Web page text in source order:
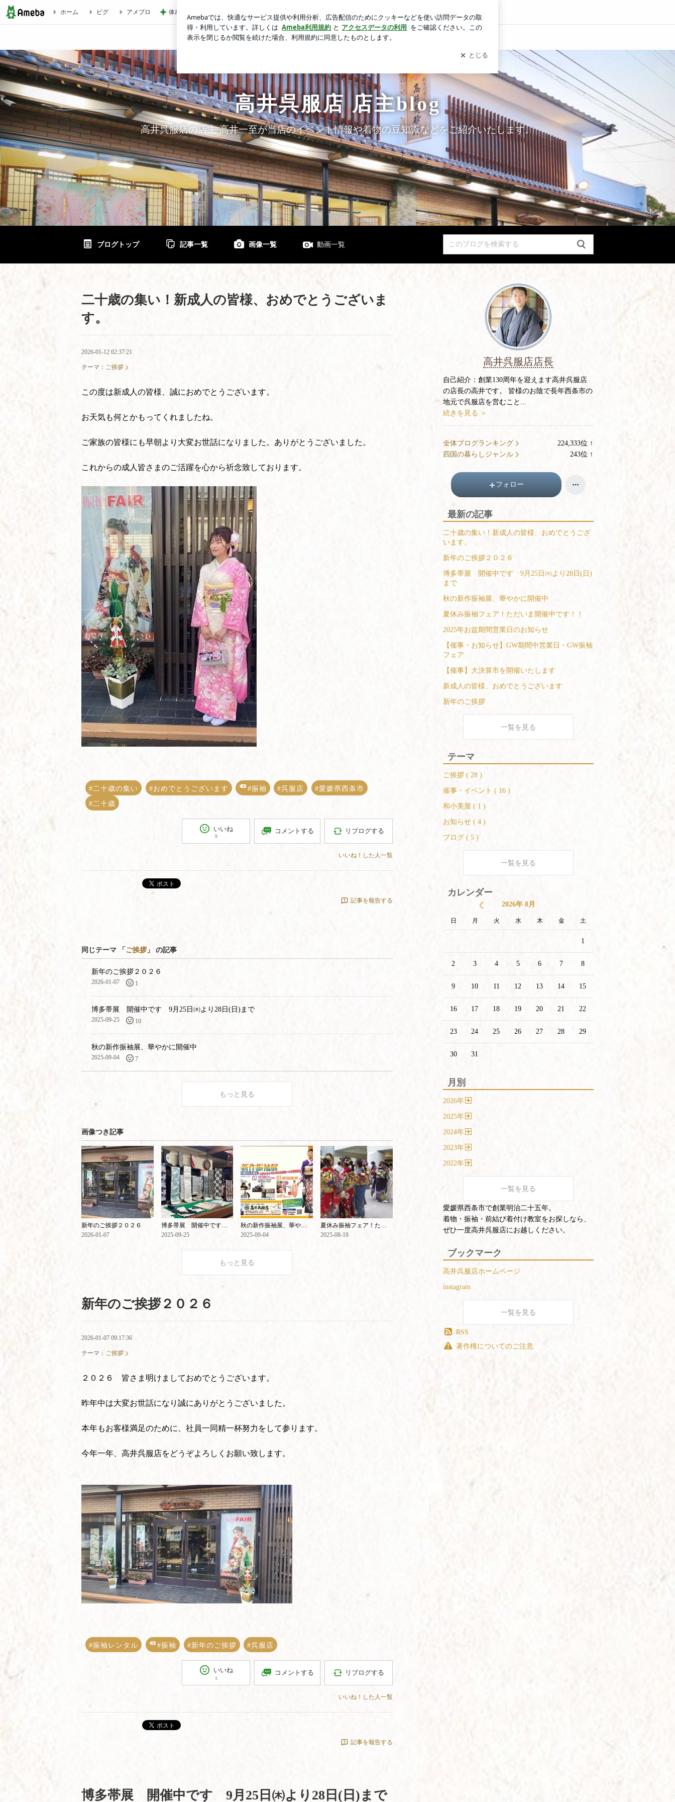
ホーム ピグ アメブロ 体感を信じて諦めたフラダンス
高井呉服店 店主blog
高井呉服店の店主 高井一至が当店のイベント情報や着物の豆知識などをご紹介いたします。
ブログトップ 記事一覧 画像一覧 動画一覧
二十歳の集い！新成人の皆様、おめでとうございま
す。
2026-01-12 02:37:21
テーマ： ご挨拶
この度は新成人の皆様、誠におめでとうございます。
お天気も何とかもってくれましたね。
ご家族の皆様にも早朝より大変お世話になりました。ありがとうございました。
これからの成人皆さまのご活躍を心から祈念致しております。
#二十歳の集い #おめでとうございます #振袖 #呉服店
#愛媛県西条市
#二十歳
いいね
9
コメントする リブログする
いいね！した人一覧
ポスト
記事を報告する
同じテーマ 「 ご挨拶 」 の記事
新年のご挨拶２０２６
2026-01-07 1
博多帯展 開催中です 9月25日㈭より28日(日)まで
2025-09-25 10
秋の新作振袖展、華やかに開催中
2025-09-04 7
もっと見る
画像つき記事
新年のご挨拶２０２６
2026-01-07
博多帯展 開催中です 9月25日㈭より28日(日)まで
2025-09-25
秋の新作振袖展、華やかに開催中
2025-09-04
夏休み振袖フェア！ただいま開催中です！！
2025-08-18
もっと見る
新年のご挨拶２０２６
2026-01-07 09:17:36
テーマ： ご挨拶
２０２６ 皆さま明けましておめでとうございます。
昨年中は大変お世話になり誠にありがとうございました。
本年もお客様満足のために、社員一同精一杯努力をして参ります。
今年一年、高井呉服店をどうぞよろしくお願い致します。
#振袖レンタル #振袖 #新年のご挨拶 #呉服店
いいね
1
コメントする リブログする
いいね！した人一覧
ポスト
記事を報告する
博多帯展 開催中です 9月25日㈭より28日(日)まで
高井呉服店店長
自己紹介： 創業130周年を迎えます高井呉服店
の店長の高井です。 皆様のお陰で長年西条市の
地元で呉服店を営むこと...
続きを見る ＞
全体ブログランキング 224,333位 ↑
四国の暮らしジャンル 243位 ↑
フォロー
最新の記事
二十歳の集い！新成人の皆様、おめでとうござ
います。
新年のご挨拶２０２６
博多帯展 開催中です 9月25日㈭より28日(日)
まで
秋の新作振袖展、華やかに開催中
夏休み振袖フェア！ただいま開催中です！！
2025年お盆期間営業日のお知らせ
【催事・お知らせ】GW期間中営業日・GW振袖
フェア
【催事】大決算市を開催いたします
新成人の皆様、おめでとうございます
新年のご挨拶
一覧を見る
テーマ
ご挨拶 ( 28 )
催事・イベント ( 16 )
和小美屋 ( 1 )
お知らせ ( 4 )
ブログ ( 5 )
一覧を見る
カレンダー
2026年 8月
日 月 火 水 木 金 土
1
2 3 4 5 6 7 8
9 10 11 12 13 14 15
16 17 18 19 20 21 22
23 24 25 26 27 28 29
30 31
月別
2026年
2025年
2024年
2023年
2022年
く
一覧を見る
愛媛県西条市で創業明治二十五年。
着物・振袖・前結び着付け教室をお探しなら、
ぜひ一度高井呉服店にお越しください。
ブックマーク
高井呉服店ホームページ
instagram
一覧を見る
RSS
著作権についてのご注意